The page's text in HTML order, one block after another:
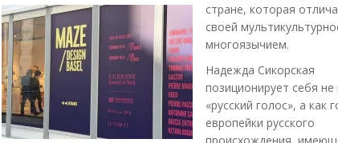
стране, которая
своей
многоязычием.
Надежда Сикорская
позиционирует себя не
«русский голос», а как
европейки русского
происхождения,